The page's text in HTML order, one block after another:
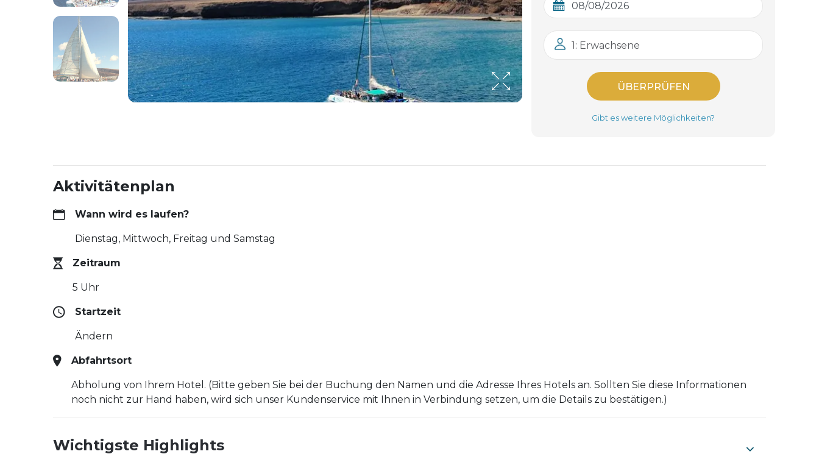
1: Erwachsene
ÜBERPRÜFEN
Gibt es weitere Möglichkeiten?
Aktivitätenplan
Wann wird es laufen?
Dienstag, Mittwoch, Freitag und Samstag
Zeitraum
5 Uhr
Startzeit
Ändern
Abfahrtsort
Abholung von Ihrem Hotel. (Bitte geben Sie bei der Buchung den Namen und die Adresse Ihres Hotels an. Sollten Sie diese Informationen
noch nicht zur Hand haben, wird sich unser Kundenservice mit Ihnen in Verbindung setzen, um die Details zu bestätigen.)
Wichtigste Highlights